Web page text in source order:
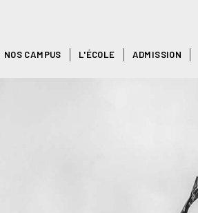
NOS CAMPUS L'ÉCOLE ADMISSION